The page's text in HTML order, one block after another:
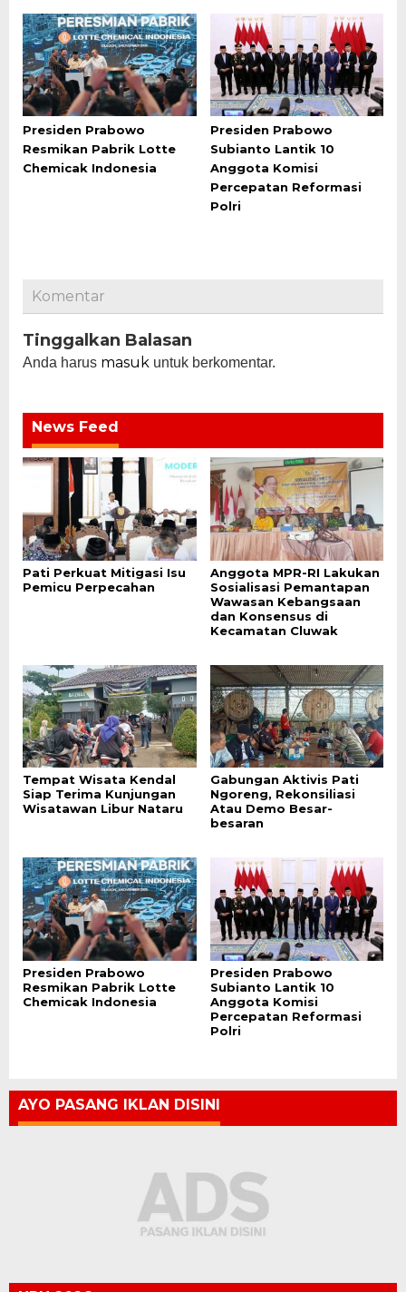
Presiden Prabowo
Resmikan Pabrik Lotte
Chemicak Indonesia
Presiden Prabowo
Subianto Lantik 10
Anggota Komisi
Percepatan Reformasi
Polri
Komentar
Tinggalkan Balasan
Anda harus masuk untuk berkomentar.
News Feed
Pati Perkuat Mitigasi Isu
Pemicu Perpecahan
Anggota MPR-RI Lakukan
Sosialisasi Pemantapan
Wawasan Kebangsaan
dan Konsensus di
Kecamatan Cluwak
Tempat Wisata Kendal
Siap Terima Kunjungan
Wisatawan Libur Nataru
Gabungan Aktivis Pati
Ngoreng, Rekonsiliasi
Atau Demo Besar-
besaran
Presiden Prabowo
Resmikan Pabrik Lotte
Chemicak Indonesia
Presiden Prabowo
Subianto Lantik 10
Anggota Komisi
Percepatan Reformasi
Polri
AYO PASANG IKLAN DISINI